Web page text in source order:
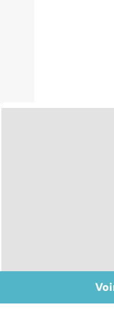
Gynéco : un
pour la vie